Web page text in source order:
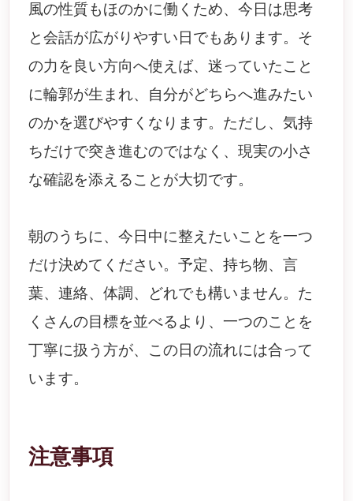
風の性質もほのかに働くため、今日は思考
と会話が広がりやすい日でもあります。そ
の力を良い方向へ使えば、迷っていたこと
に輪郭が生まれ、自分がどちらへ進みたい
のかを選びやすくなります。ただし、気持
ちだけで突き進むのではなく、現実の小さ
な確認を添えることが大切です。
朝のうちに、今日中に整えたいことを一つ
だけ決めてください。予定、持ち物、言
葉、連絡、体調、どれでも構いません。た
くさんの目標を並べるより、一つのことを
丁寧に扱う方が、この日の流れには合って
います。
注意事項